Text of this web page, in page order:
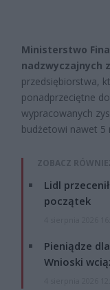
Ministerstwo
nadzwyczajnych
przedsiębiorstwa,
ponadprzeciętne
wypracowanych
budżetowi nawet 5
ZOBACZ
Lidl
początek
Pieniądze
Wnioski